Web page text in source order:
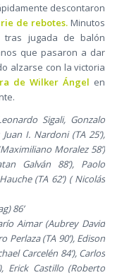
descontaron
de rebotes. Minutos
jugada de balón
que pasaron a dar
alzarse con la victoria
de Wilker Ángel en
Sigali, Gonzalo
I. Nardoni (TA 25’),
Moralez 58’)
Galván 88’), Paolo
(TA 62’) ( Nicolás
86’
Aimar (Aubrey David
Perlaza (TA 90’), Edison
Carcelén 84’), Carlos
Erick Castillo (Roberto